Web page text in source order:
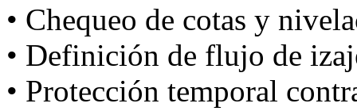
• Chequeo de cotas y
• Definición de flujo de
• Protección temporal